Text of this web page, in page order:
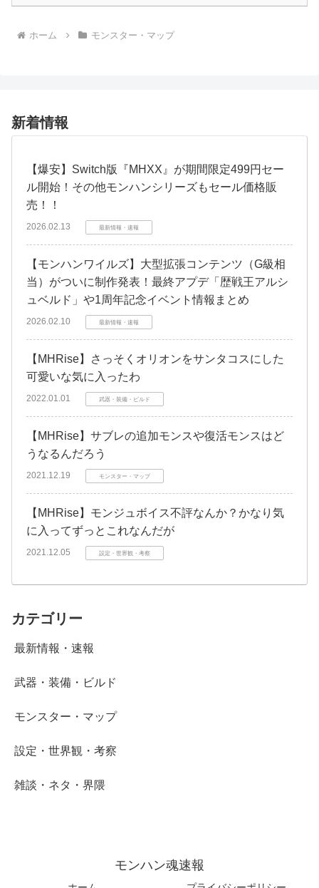
ホーム モンスター・マップ
新着情報
【爆安】Switch版『MHXX』が期間限定499円セー
ル開始！その他モンハンシリーズもセール価格販
売！！
2026.02.13 最新情報・速報
【モンハンワイルズ】大型拡張コンテンツ（G級相
当）がついに制作発表！最終アプデ「歴戦王アルシ
ュベルド」や1周年記念イベント情報まとめ
2026.02.10 最新情報・速報
【MHRise】さっそくオリオンをサンタコスにした
可愛いな気に入ったわ
2022.01.01 武器・装備・ビルド
【MHRise】サブレの追加モンスや復活モンスはど
うなるんだろう
2021.12.19 モンスター・マップ
【MHRise】モンジュボイス不評なんか？かなり気
に入ってずっとこれなんだが
2021.12.05 設定・世界観・考察
カテゴリー
最新情報・速報
武器・装備・ビルド
モンスター・マップ
設定・世界観・考察
雑談・ネタ・界隈
モンハン魂速報